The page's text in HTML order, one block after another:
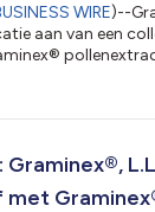
WIRE)--
aan van een
gezonde vrouwen
tot de
met